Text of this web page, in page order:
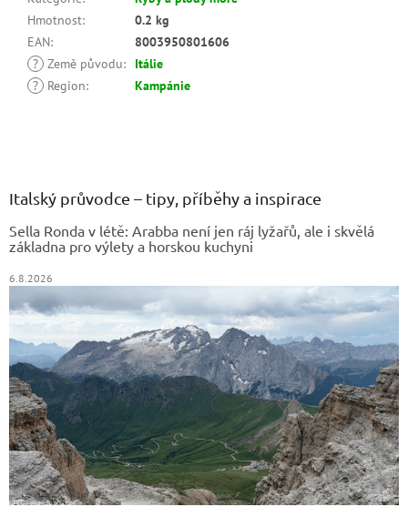
Hmotnost:
0.2 kg
EAN:
8003950801606
? Země původu:
Itálie
?
Region: Kampánie
Italský průvodce – tipy, příběhy a inspirace
Sella Ronda v létě: Arabba není jen ráj lyžařů, ale i skvělá
základna pro výlety a horskou kuchyni
6.8.2026